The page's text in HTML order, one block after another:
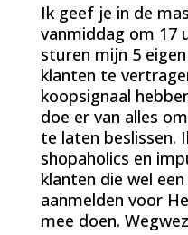
Ik geef je in de
vanmiddag om 17
sturen mijn 5
klanten te
koopsignaal
doe er van alles
te laten beslissen.
shopaholics en
klanten die wel
aanmelden voor
mee doen.